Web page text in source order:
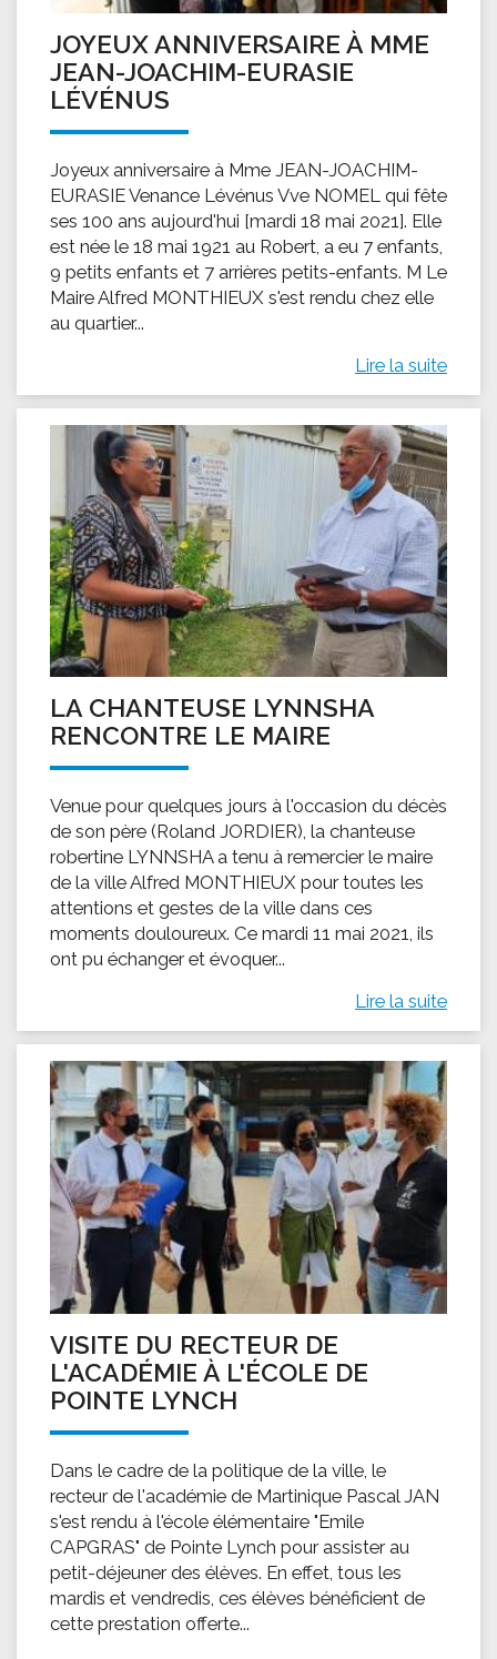
JOYEUX ANNIVERSAIRE À MME
JEAN-JOACHIM-EURASIE
LÉVÉNUS
Joyeux anniversaire à Mme JEAN-JOACHIM-
EURASIE Venance Lévénus Vve NOMEL qui fête
ses 100 ans aujourd'hui [mardi 18 mai 2021]. Elle
est née le 18 mai 1921 au Robert, a eu 7 enfants,
9 petits enfants et 7 arrières petits-enfants. M Le
Maire Alfred MONTHIEUX s'est rendu chez elle
au quartier...
Lire la suite
LA CHANTEUSE LYNNSHA
RENCONTRE LE MAIRE
Venue pour quelques jours à l'occasion du décès
de son père (Roland JORDIER), la chanteuse
robertine LYNNSHA a tenu à remercier le maire
de la ville Alfred MONTHIEUX pour toutes les
attentions et gestes de la ville dans ces
moments douloureux. Ce mardi 11 mai 2021, ils
ont pu échanger et évoquer...
Lire la suite
VISITE DU RECTEUR DE
L'ACADÉMIE À L'ÉCOLE DE
POINTE LYNCH
Dans le cadre de la politique de la ville, le
recteur de l'académie de Martinique Pascal JAN
s'est rendu à l'école élémentaire "Emile
CAPGRAS" de Pointe Lynch pour assister au
petit-déjeuner des élèves. En effet, tous les
mardis et vendredis, ces élèves bénéficient de
cette prestation offerte...